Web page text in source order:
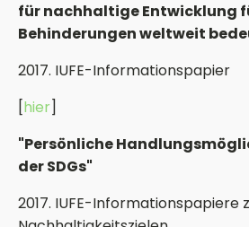
für nachhaltige Entwicklung
Behinderungen weltweit
2017. IUFE-Informationspapier
[hier]
"Persönliche
der SDGs"
2017. IUFE-Informationspapiere